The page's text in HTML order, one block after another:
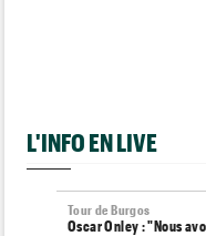
L'INFO EN LIVE
Tour de Burgos
Oscar Onley : "Nous